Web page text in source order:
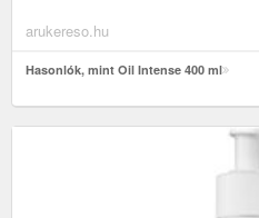
arukereso.hu
Hasonlók, mint Oil Intense 400 ml